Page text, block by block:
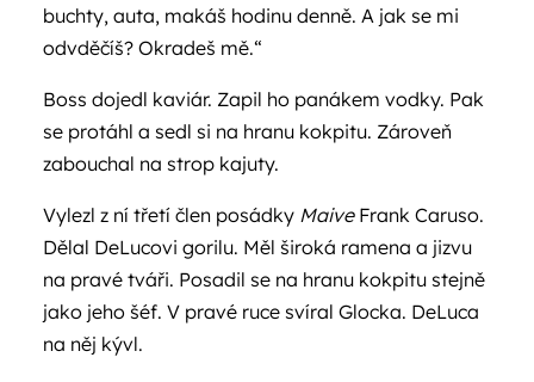
buchty, auta, makáš hodinu denně. A jak se mi
odvděčíš? Okradeš mě.“
Boss dojedl kaviár. Zapil ho panákem vodky. Pak
se protáhl a sedl si na hranu kokpitu. Zároveň
zabouchal na strop kajuty.
Vylezl z ní třetí člen posádky MaiveFrank Caruso.
Dělal DeLucovi gorilu. Měl široká ramena a jizvu
na pravé tváři. Posadil se na hranu kokpitu stejně
jako jeho šéf. V pravé ruce svíral Glocka. DeLuca
na něj kývl.